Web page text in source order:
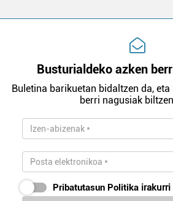
Busturialdeko azken
Buletina barikuetan bidaltzen da,
berri nagusiak
Pribatutasun Politika